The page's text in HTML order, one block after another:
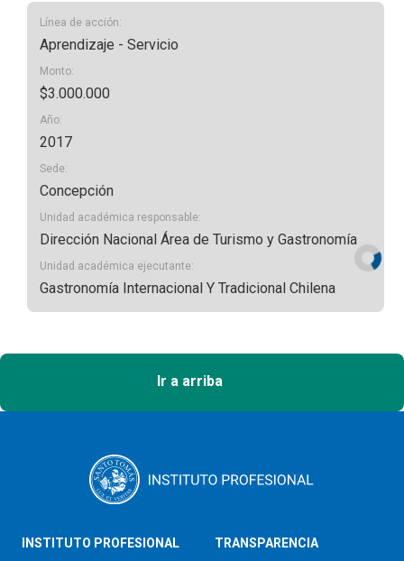
Línea de acción:
Aprendizaje - Servicio
Monto:
$3.000.000
Año:
2017
Sede:
Concepción
Unidad académica responsable:
Dirección Nacional Área de Turismo y Gastronomía
Unidad académica ejecutante:
Gastronomía Internacional Y Tradicional Chilena
Ir a arriba
INSTITUTO PROFESIONAL TRANSPARENCIA